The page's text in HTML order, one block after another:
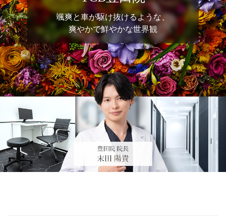
颯爽と車が駆け抜けるような、
爽やかで鮮やかな世界観